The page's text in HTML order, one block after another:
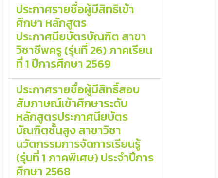
ประกาศรายชื่อผู้มีสิทธิเข้า
ศึกษา หลักสูตร
ประกาศนียบัตรบัณฑิต สาขา
วิชาชีพครู (รุ่นที่ 26) ภาคเรียน
ที่ 1 ปีการศึกษา 2569
ประกาศรายชื่อผู้มีสิทธิ์สอบ
สัมภาษณ์เข้าศึกษาระดับ
หลักสูตรประกาศนียบัตร
บัณฑิตชั้นสูง สาขาวิชา
นวัตกรรมการจัดการเรียนรู้
(รุ่นที่ 1 ภาคพิเศษ) ประจําปีการ
ศึกษา 2568